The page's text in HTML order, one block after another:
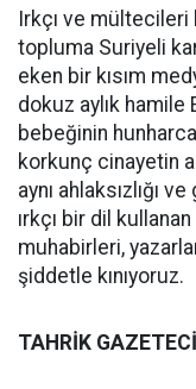
Irkçı ve mültecileri
topluma Suriyeli
eken bir kısım
dokuz aylık hamile
bebeğinin
korkunç cinayetin
aynı ahlaksızlığı
ırkçı bir dil
muhabirleri,
şiddetle kınıyoruz.
TAHRİK